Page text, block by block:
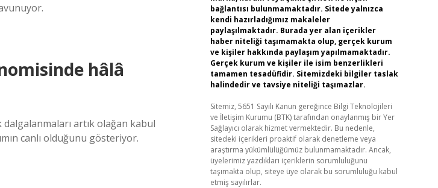
hâlâ
artık olağan kabul
canlı olduğunu gösteriyor.
bağlantısı bulunmamaktadır. Sitede yalnızca
kendi hazırladığımız makaleler
paylaşılmaktadır. Burada yer alan içerikler
haber niteliği taşımamakta olup, gerçek kurum
ve kişiler hakkında paylaşım yapılmamaktadır.
Gerçek kurum ve kişiler ile isim benzerlikleri
tamamen tesadüfidir. Sitemizdeki bilgiler taslak
halindedir ve tavsiye niteliği taşımazlar.
Sitemiz, 5651 Sayılı Kanun gereğince Bilgi Teknolojileri
ve İletişim Kurumu (BTK) tarafından onaylanmış bir Yer
Sağlayıcı olarak hizmet vermektedir. Bu nedenle,
sitedeki içerikleri proaktif olarak denetleme veya
araştırma yükümlülüğümüz bulunmamaktadır. Ancak,
üyelerimiz yazdıkları içeriklerin sorumluluğunu
taşımakta olup, siteye üye olarak bu sorumluluğu kabul
etmiş sayılırlar.